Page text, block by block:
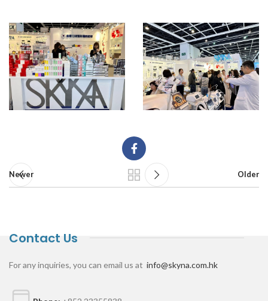
Newer Older
Contact Us
For any inquiries, you can email us at info@skyna.com.hk